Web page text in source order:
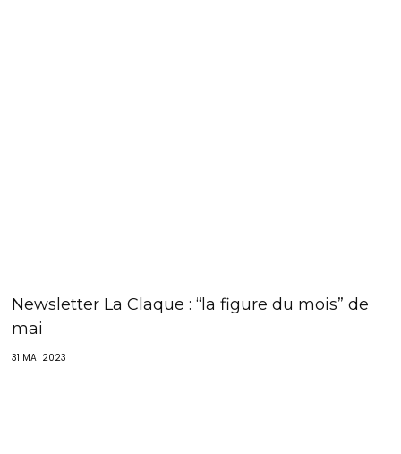
Newsletter La Claque : “la figure du mois” de
mai
31 MAI 2023